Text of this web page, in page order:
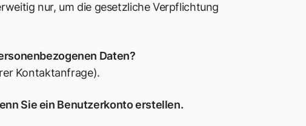
nur, um die gesetzliche Verpflichtung
Daten?
Kontaktanfrage).
Sie ein Benutzerkonto erstellen.